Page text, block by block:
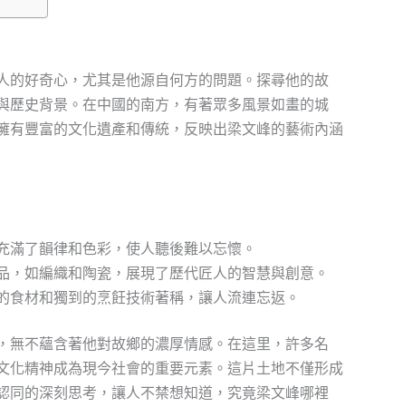
的好奇心，尤其是他源自何方的問題。探尋他的故
歷史背景。在中國的南方，有著眾多風景如畫的城
豐富的文化遺產和傳統，反映出梁文峰的藝術內涵
滿了韻律和色彩，使人聽後難以忘懷。
，如編織和陶瓷，展現了歷代匠人的智慧與創意。
食材和獨到的烹飪技術著稱，讓人流連忘返。
無不蘊含著他對故鄉的濃厚情感。在這里，許多名
化精神成為現今社會的重要元素。這片土地不僅形成
同的深刻思考，讓人不禁想知道，究竟梁文峰哪裡